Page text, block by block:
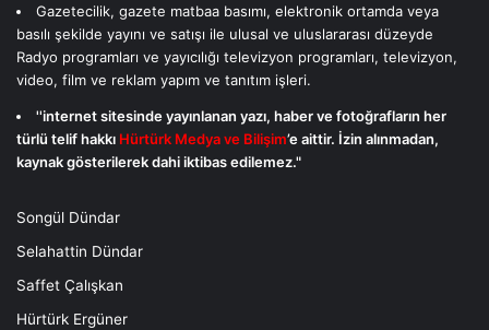
Gazetecilik, gazete matbaa basımı, elektronik ortamda veya
basılı şekilde yayını ve satışı ile ulusal ve uluslararası düzeyde
Radyo programları ve yayıcılığı televizyon programları, televizyon,
video, film ve reklam yapım ve tanıtım işleri.
''internet sitesinde yayınlanan yazı, haber ve fotoğrafların her
türlü telif hakkı Hürtürk Medya ve Bilişim’e aittir. İzin alınmadan,
kaynak gösterilerek dahi iktibas edilemez."
Songül Dündar
Selahattin Dündar
Saffet Çalışkan
Hürtürk Ergüner